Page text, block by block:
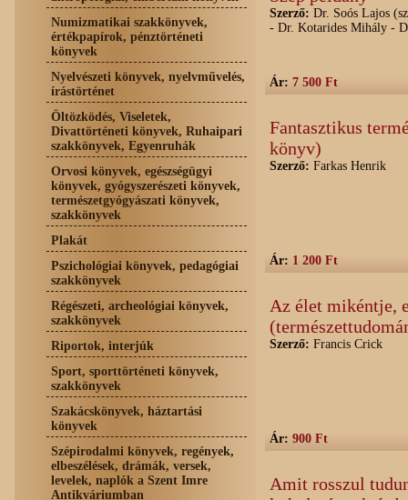
Numizmatikai szakkönyvek,
értékpapírok, pénztörténeti
könyvek
Nyelvészeti könyvek, nyelvművelés,
írástörténet
Öltözködés, Viseletek,
Divattörténeti könyvek, Ruhaipari
szakkönyvek, Egyenruhák
Orvosi könyvek, egészségügyi
könyvek, gyógyszerészeti könyvek,
természetgyógyászati könyvek,
szakkönyvek
Plakát
Pszichológiai könyvek, pedagógiai
szakkönyvek
Régészeti, archeológiai könyvek,
szakkönyvek
Riportok, interjúk
Sport, sporttörténeti könyvek,
szakkönyvek
Szakácskönyvek, háztartási
könyvek
Szépirodalmi könyvek, regények,
elbeszélések, drámák, versek,
levelek, naplók a Szent Imre
Antikváriumban
Szerző: Dr. Soós Lajos
- Dr. Kotarides Mihály -
Ár: 7 500 Ft
Fantasztikus
könyv)
Szerző: Farkas Henrik
Ár: 1 200 Ft
Az élet mikéntje,
Szerző: Francis Crick
Ár: 900 Ft
Amit rosszul